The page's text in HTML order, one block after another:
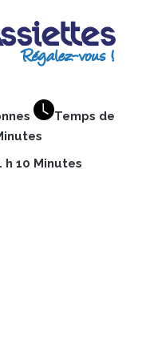
Temps de
h 10 Minutes